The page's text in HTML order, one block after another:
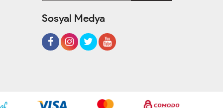
Sosyal Medya